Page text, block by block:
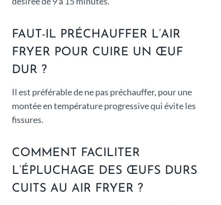
FAUT-IL PRÉCHAUFFER L’AIR
FRYER POUR CUIRE UN ŒUF
DUR ?
Il est préférable de ne pas préchauffer, pour une
montée en température progressive qui évite les
fissures.
COMMENT FACILITER
L’ÉPLUCHAGE DES ŒUFS DURS
CUITS AU AIR FRYER ?